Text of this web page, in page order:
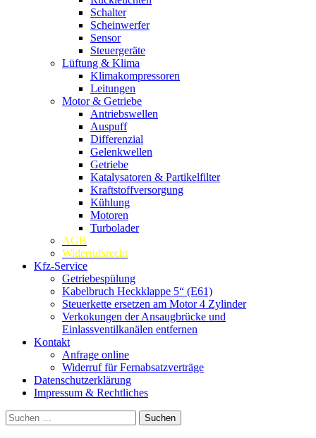
Schalter
Scheinwerfer
Sensor
Steuergeräte
Lüftung & Klima
Klimakompressoren
Leitungen
Motor & Getriebe
Antriebswellen
Auspuff
Differenzial
Gelenkwellen
Getriebe
Katalysatoren & Partikelfilter
Kraftstoffversorgung
Kühlung
Motoren
Turbolader
AGB
Widerrufsrecht
Kfz-Service
Getriebespülung
Kabelbruch Heckklappe 5“ (E61)
Steuerkette ersetzen am Motor 4 Zylinder
Verkokungen der Ansaugbrücke und
Einlassventilkanälen entfernen
Kontakt
Anfrage online
Widerruf für Fernabsatzverträge
Datenschutzerklärung
Impressum & Rechtliches
Suchen
nach: